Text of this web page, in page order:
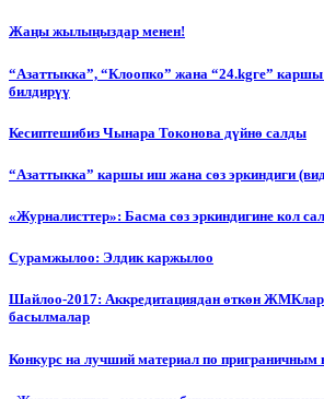
Жаңы жылыңыздар менен!
“Азаттыкка”, “Клоопко” жана “24.kgге”
билдирүү
Кесиптешибиз Чынара Токонова дүйнө салды
“Азаттыкка” каршы иш жана сөз эркиндиги
«Журналисттер»: Басма сөз эркиндигине кол
Сурамжылоо: Элдик каржылоо
Шайлоо-2017: Аккредитациядан өткөн ЖМКлар
басылмалар
Конкурс на лучший материал по приграничным